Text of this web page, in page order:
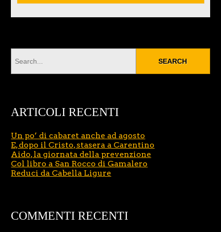
ARTICOLI RECENTI
Un po’ di cabaret anche ad agosto
E, dopo il Cristo, stasera a Carentino
Aido, la giornata della prevenzione
Col libro a San Rocco di Gamalero
Reduci da Cabella Ligure
COMMENTI RECENTI